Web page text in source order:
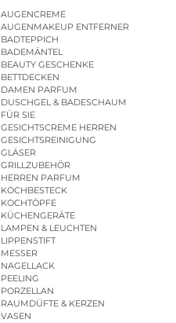
AUGENCREME
AUGENMAKEUP ENTFERNER
BADTEPPICH
BADEMÄNTEL
BEAUTY GESCHENKE
BETTDECKEN
DAMEN PARFUM
DUSCHGEL & BADESCHAUM
FÜR SIE
GESICHTSCREME HERREN
GESICHTSREINIGUNG
GLÄSER
GRILLZUBEHÖR
HERREN PARFUM
KOCHBESTECK
KOCHTÖPFE
KÜCHENGERÄTE
LAMPEN & LEUCHTEN
LIPPENSTIFT
MESSER
NAGELLACK
PEELING
PORZELLAN
RAUMDÜFTE & KERZEN
VASEN